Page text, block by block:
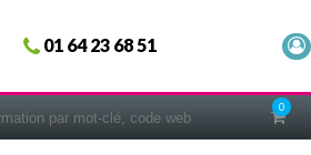
01 64 23 68 51
0